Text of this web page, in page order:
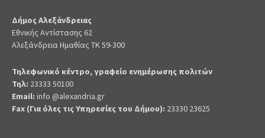
Δήμος Αλεξάνδρειας
Εθνικής Αντίστασης 62
Αλεξάνδρεια Ημαθίας ΤΚ 59-300
Τηλεφωνικό κέντρο, γραφείο ενημέρωσης πολιτών
Τηλ: 23333 50100
Email: info @alexandria.gr
Fax (Για όλες τις Υπηρεσίες του Δήμου): 23330 23625